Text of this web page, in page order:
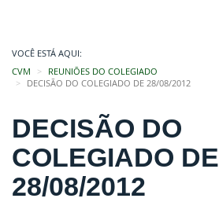
VOCÊ ESTÁ AQUI:
CVM
REUNIÕES DO COLEGIADO
DECISÃO DO COLEGIADO DE 28/08/2012
DECISÃO DO
COLEGIADO DE
28/08/2012